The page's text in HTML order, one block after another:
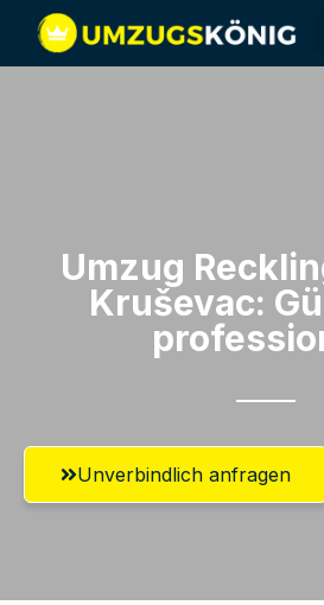
Umzug
Kruševac:
Unverbindlich anfragen